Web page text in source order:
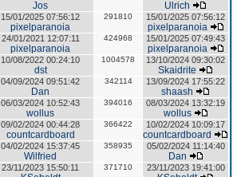
Jos Ulrich
15/01/2025 07:56:12
pixelparanoia
291810 15/01/2025 07:56:12
pixelparanoia
24/01/2021 12:07:11
pixelparanoia
424968 15/01/2025 07:49:43
pixelparanoia
10/08/2022 00:24:10
dst
1004578 13/10/2024 09:30:02
Skaidrite
04/09/2024 09:51:42
Dan
342114 13/09/2024 17:55:22
shaash
06/03/2024 10:52:43
wollus
394016 08/03/2024 13:32:19
wollus
09/02/2024 00:44:28
countcardboard
366422 10/02/2024 10:09:17
countcardboard
04/02/2024 15:37:45
Wilfried
358935 05/02/2024 11:14:40
Dan
23/11/2023 15:50:11 371710 23/11/2023 19:41:00